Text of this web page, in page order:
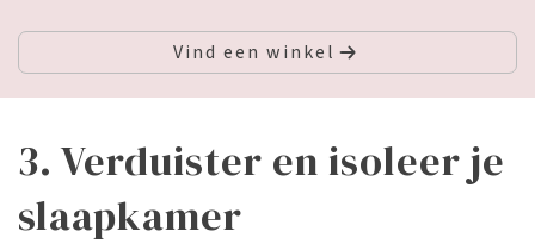
Vind een winkel
3. Verduister en isoleer je
slaapkamer